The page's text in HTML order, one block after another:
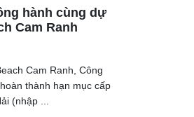
hành cùng dự
Cam Ranh
Cam Ranh, Công
thành hạn mục cấp
(nhập ...